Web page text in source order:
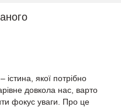
якої потрібно
довкола нас, варто
фокус уваги. Про це